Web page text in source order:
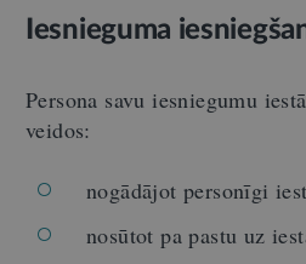
Iesnieguma
Persona savu iesniegumu
veidos:
nogādājot personīgi
nosūtot pa pastu uz